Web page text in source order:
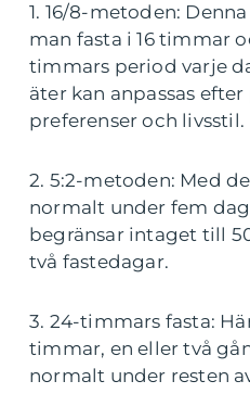
1. 16/8-metoden:
man fasta i 16 timmar
timmars period varje
äter kan anpassas
preferenser och livsstil.
2. 5:2-metoden: Med
normalt under fem
begränsar intaget till
två fastedagar.
3. 24-timmars fasta:
timmar, en eller två
normalt under resten